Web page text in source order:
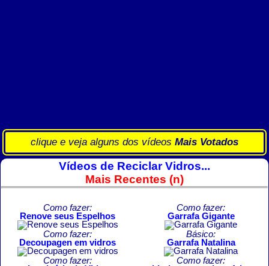
clique e veja alguns dos vídeos Mais Votados
Vídeos de Reciclar Vidros...
Mais Recentes (n)
Como fazer:
Renove seus Espelhos
Como fazer:
Garrafa Gigante
Como fazer:
Decoupagen em vidros
Básico:
Garrafa Natalina
Como fazer:
Como fazer: